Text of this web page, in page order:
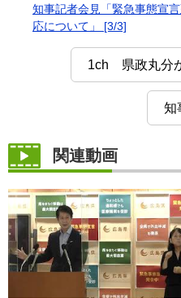
知事記者会見「緊急事態宣
応について」 [3/3]
1ch 県政丸分
知
関連動画